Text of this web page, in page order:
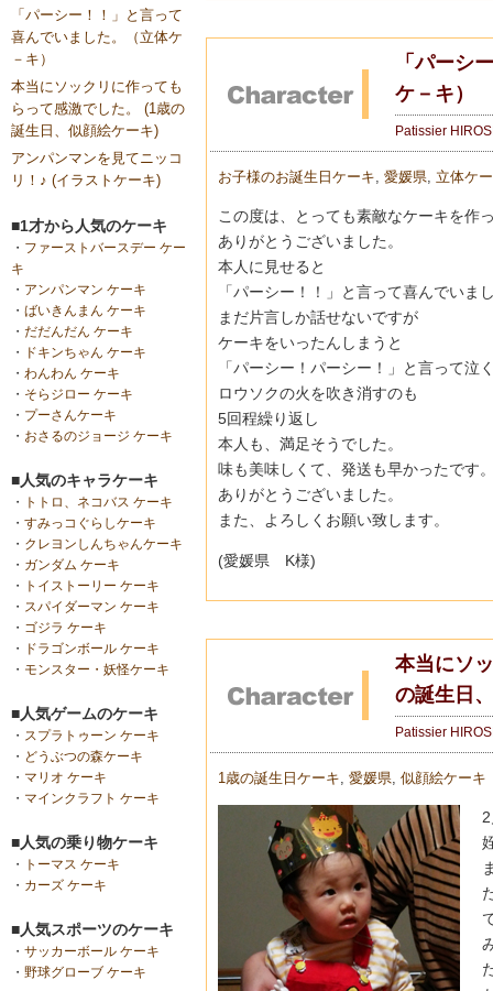
「パーシー！！」と言って
喜んでいました。（立体ケ
－キ）
本当にソックリに作っても
らって感激でした。 (1歳の
誕生日、似顔絵ケーキ)
アンパンマンを見てニッコ
リ！♪ (イラストケーキ)
■1才から人気のケーキ
・ ファーストバースデー ケー
キ
・ アンパンマン ケーキ
・ ばいきんまん ケーキ
・ だだんだん ケーキ
・
ドキンちゃん ケーキ
・ わんわん ケーキ
・ そらジロー ケーキ
・ プーさんケーキ
・ おさるのジョージ ケーキ
■人気のキャラケーキ
・
トトロ、ネコバス ケーキ
・ すみっコぐらしケーキ
・ クレヨンしんちゃんケーキ
・ ガンダム ケーキ
・
トイストーリー ケーキ
・ スパイダーマン ケーキ
・ ゴジラ ケーキ
・
ドラゴンボール ケーキ
・ モンスター・妖怪ケーキ
■人気ゲームのケーキ
・ スプラトゥーン ケーキ
・ どうぶつの森ケーキ
・ マリオ ケーキ
・ マインクラフト ケーキ
■人気の乗り物ケーキ
・
トーマス ケーキ
・ カーズ ケーキ
■人気スポーツのケーキ
・ サッカーボール ケーキ
・ 野球グローブ ケーキ
「パーシ
ケ－キ）
Patissier
お子様のお誕生日ケーキ 愛媛県, 立体ケ
この度は、とっても素敵なケーキを作
ありがとうございました。
本人に見せると
「パーシー！！」と言って喜んでいま
まだ片言しか話せないですが
ケーキをいったんしまうと
「パーシー！パーシー！」と言って泣
ロウソクの火を吹き消すのも
5回程繰り返し
本人も、満足そうでした。
味も美味しくて、発送も早かったです
ありがとうございました。
また、よろしくお願い致します。
(愛媛県 K様)
本当にソ
の誕生日
Patissier
1歳の誕生日ケーキ 愛媛県, 似顔絵ケーキ